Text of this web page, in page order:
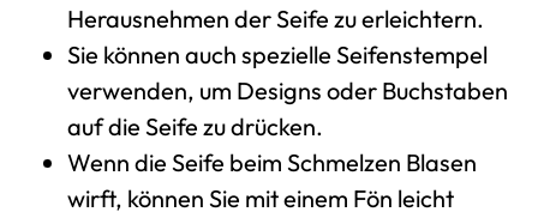
Herausnehmen der Seife zu erleichtern.
Sie können auch spezielle Seifenstempel
verwenden, um Designs oder Buchstaben
auf die Seife zu drücken.
Wenn die Seife beim Schmelzen Blasen
wirft, können Sie mit einem Fön leicht